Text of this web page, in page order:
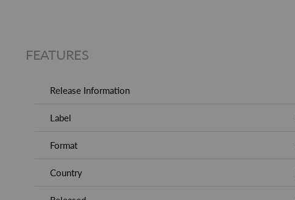
FEATURES
Release Information
Label
Format
Country